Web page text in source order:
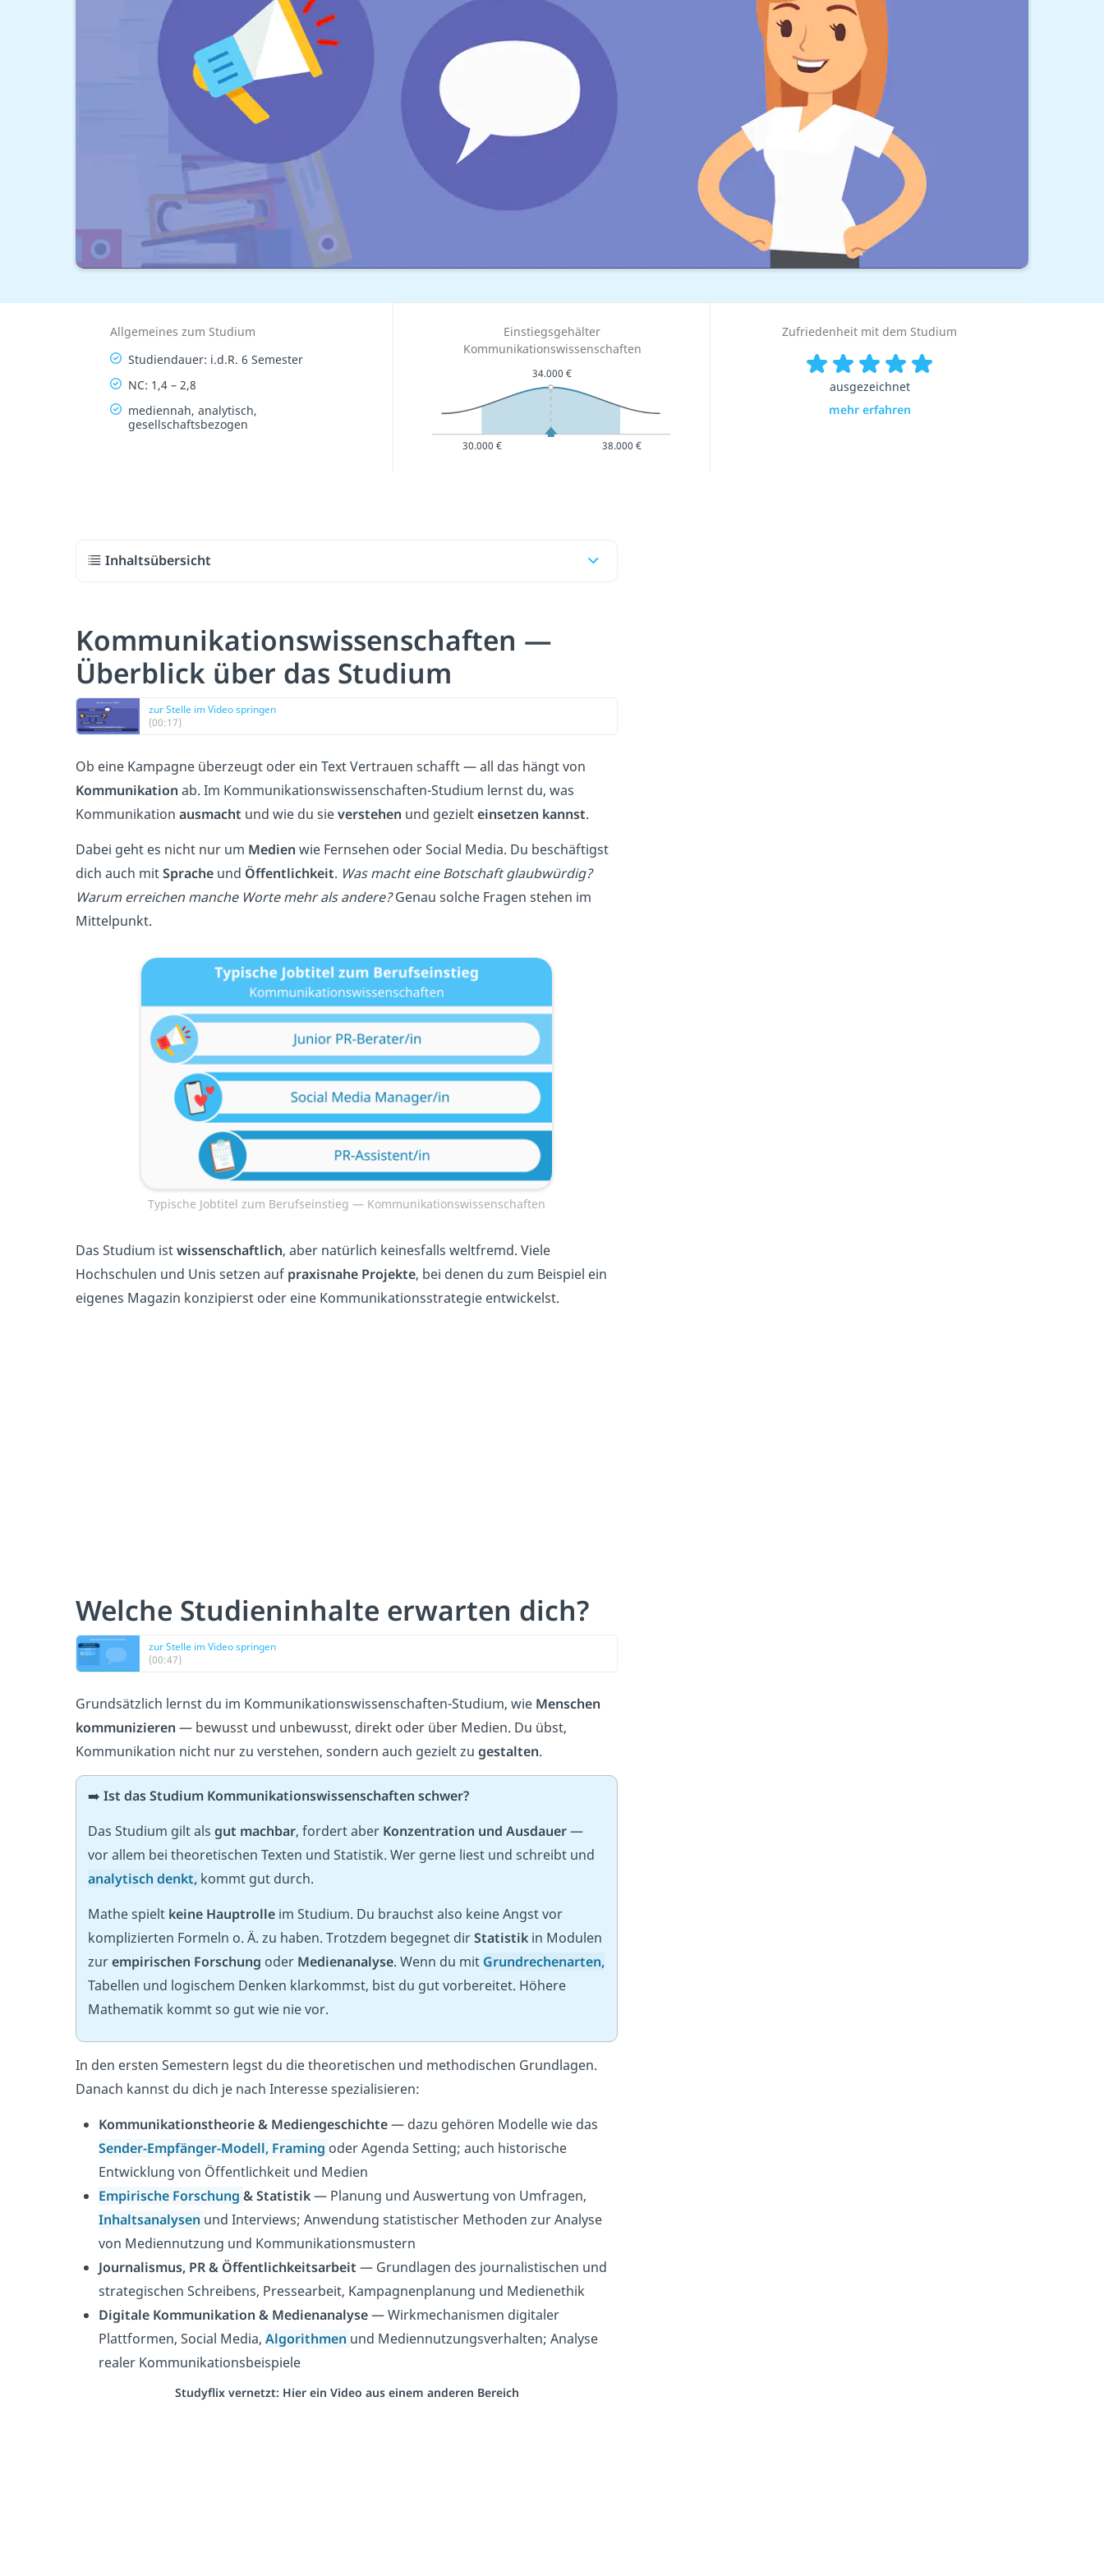
Allgemeines zum Studium
Studiendauer: i.d.R. 6 Semester
NC: 1,4 – 2,8
mediennah, analytisch,
gesellschaftsbezogen
Einstiegsgehälter
Kommunikationswissenschaften
30.000 €
34.000 €
38.000 €
Zufriedenheit mit dem Studium
ausgezeichnet
mehr erfahren
Inhaltsübersicht
Kommunikationswissenschaften —
Überblick über das Studium
zur Stelle im Video springen
(00:17)
Ob eine Kampagne überzeugt oder ein Text Vertrauen schafft — all das hängt von
Kommunikation ab. Im Kommunikationswissenschaften-Studium lernst du, was
Kommunikation ausmacht und wie du sieverstehen und gezielteinsetzen kannst.
Dabei geht es nicht nur um Medien wie Fernsehen oder Social Media. Du beschäftigst
dich auch mitSprache und Öffentlichkeit. Was macht eine Botschaft glaubwürdig?
Warum erreichen manche Worte mehr als andere?Genau solche Fragen stehen im
Mittelpunkt.
Typische Jobtitel zum Berufseinstieg — Kommunikationswissenschaften
Das Studium istwissenschaftlich, aber natürlich keinesfalls weltfremd. Viele
Hochschulen und Unis setzen auf praxisnahe Projekte, bei denen du zum Beispiel ein
eigenes Magazin konzipierst oder eine Kommunikationsstrategie entwickelst.
Welche Studieninhalte erwarten dich?
zur Stelle im Video springen
(00:47)
Grundsätzlich lernst du im Kommunikationswissenschaften-Studium, wie Menschen
kommunizieren — bewusst und unbewusst, direkt oder über Medien. Du übst,
Kommunikation nicht nur zu verstehen, sondern auch gezielt zu gestalten.
➡️ Ist das Studium Kommunikationswissenschaften schwer?
Das Studium gilt als gut machbar, fordert aber Konzentration und Ausdauer—
vor allem bei theoretischen Texten und Statistik. Wer gerne liest und schreibt und
analytisch denkt, kommt gut durch.
Mathe spielt keine Hauptrolle im Studium. Du brauchst also keine Angst vor
komplizierten Formeln o. Ä. zu haben. Trotzdem begegnet dirStatistik in Modulen
zurempirischen Forschung oder Medienanalyse. Wenn du mit Grundrechenarten,
Tabellen und logischem Denken klarkommst, bist du gut vorbereitet. Höhere
Mathematik kommt so gut wie nie vor.
In den ersten Semestern legst du die theoretischen und methodischen Grundlagen.
Danach kannst du dich je nach Interesse spezialisieren:
Kommunikationstheorie & Mediengeschichte— dazu gehören Modelle wie das
Sender-Empfänger-Modell, Framing oder Agenda Setting; auch historische
Entwicklung von Öffentlichkeit und Medien
Empirische Forschung & Statistik— Planung und Auswertung von Umfragen,
Inhaltsanalysen und Interviews; Anwendung statistischer Methoden zur Analyse
von Mediennutzung und Kommunikationsmustern
Journalismus, PR & Öffentlichkeitsarbeit — Grundlagen des journalistischen und
strategischen Schreibens, Pressearbeit, Kampagnenplanung und Medienethik
Digitale Kommunikation & Medienanalyse— Wirkmechanismen digitaler
Plattformen, Social Media, Algorithmen und Mediennutzungsverhalten; Analyse
realer Kommunikationsbeispiele
Studyflix vernetzt: Hier ein Video aus einem anderen Bereich